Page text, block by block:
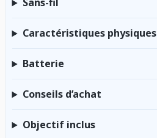
Caractéristiques physiques
Batterie
Conseils d’achat
Objectif inclus